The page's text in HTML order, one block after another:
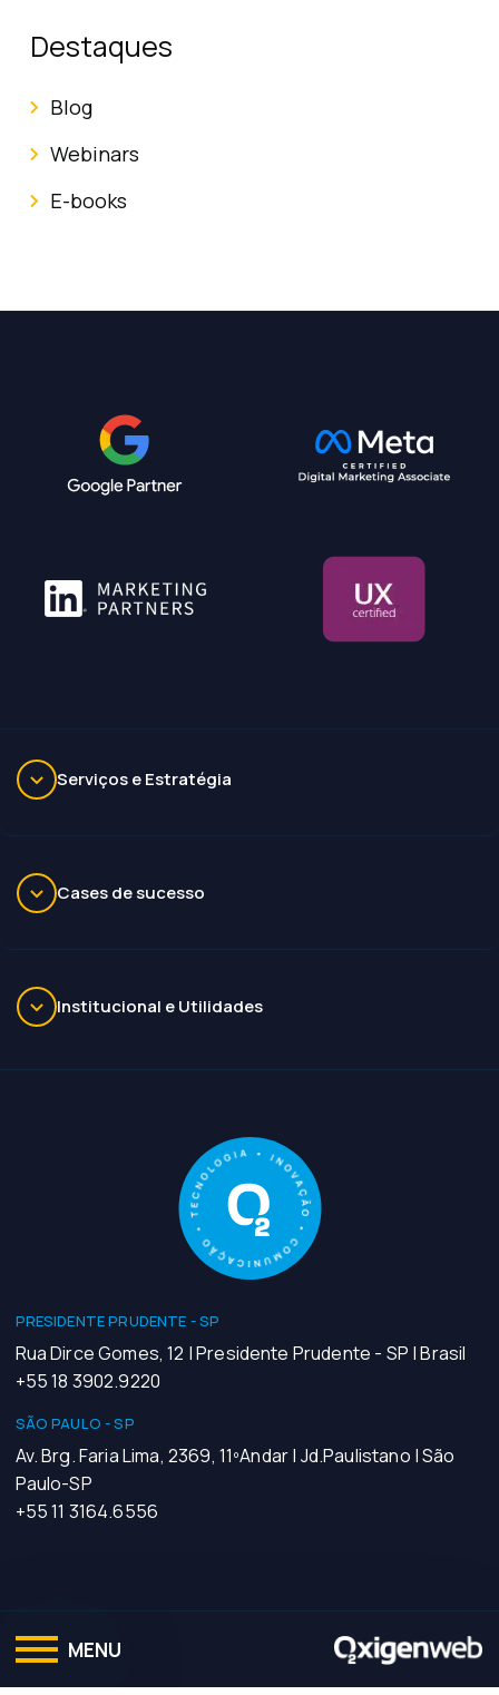
MENU
Destaques
Blog
Webinars
E-books
Serviços e Estratégia
Cases de sucesso
Institucional e Utilidades
PRESIDENTE PRUDENTE - SP
Rua Dirce Gomes, 12 | Presidente Prudente - SP | Brasil
+55 18 3902.9220
SÃO PAULO - SP
Av. Brg. Faria Lima, 2369, 11ºAndar | Jd.Paulistano | São
Paulo-SP
+55 11 3164.6556